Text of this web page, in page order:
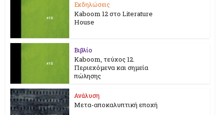
Εκδηλώσεις
Kaboom 12 στο Literature
House
Βιβλίο
Kaboom, τεύχος 12.
Περιεχόμενα και σημεία
πώλησης
Ανάλυση
Μετα-αποκαλυπτική εποχή